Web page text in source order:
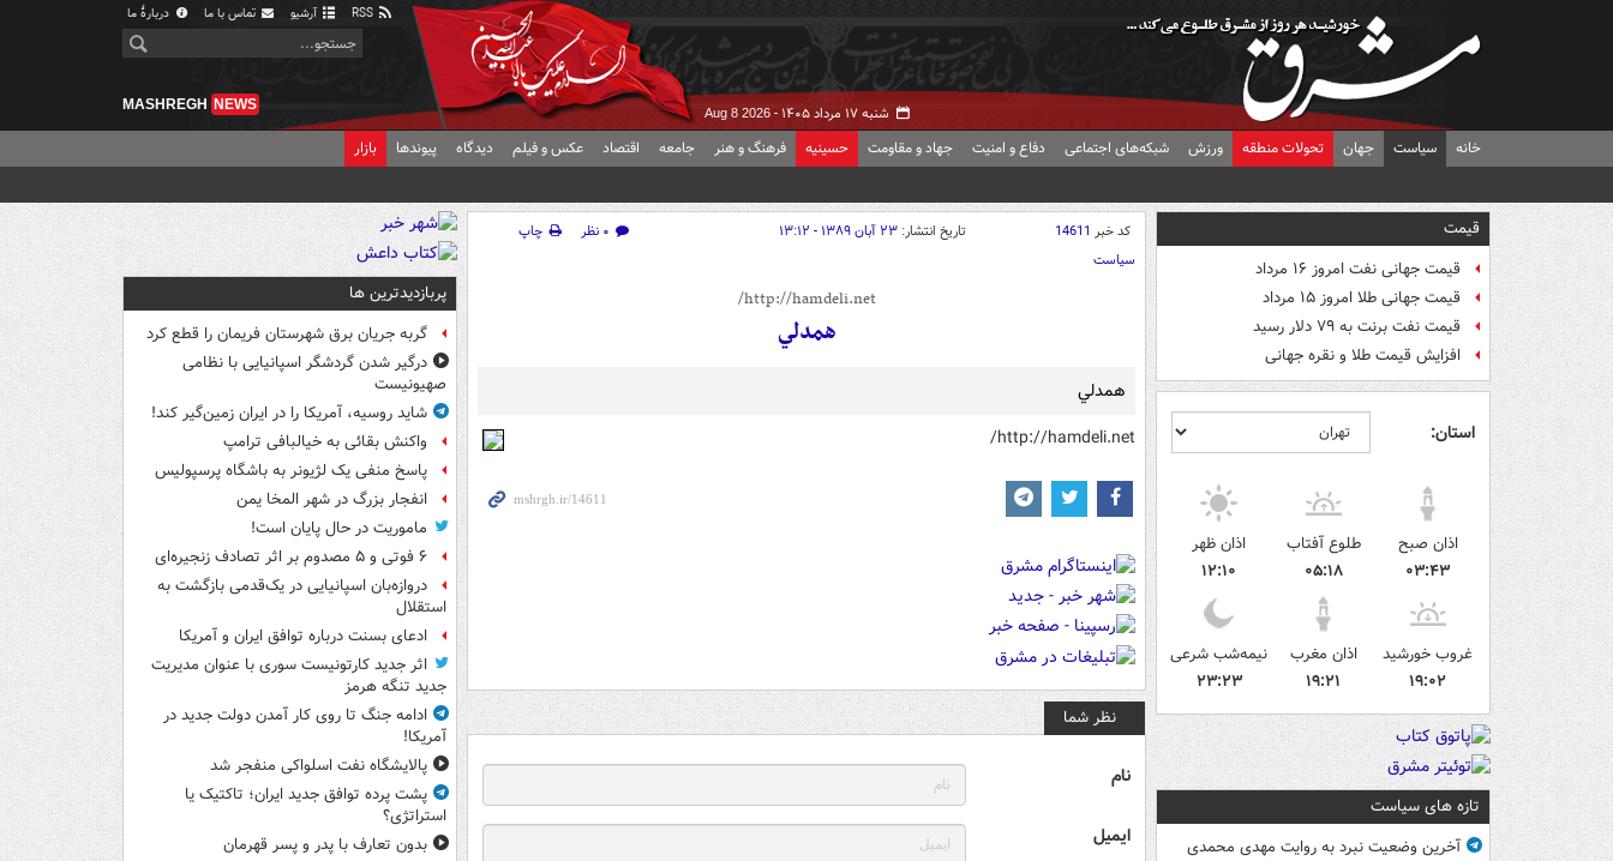
آرشیو تماس با ما دربارهٔ ما
شنبه ۱۷ مرداد ۱۴۰۵ - Aug 8 2026
MASHREGH NEWS
خانه سیاست جهان تحولات منطقه ورزش شبکه‌های اجتماعی دفاع و امنیت جهاد و مقاومت حسینیه فرهنگ و هنر جامعه اقتصاد عکس و فیلم دیدگاه پیوندها بازار
قیمت
قیمت جهانی نفت امروز ۱۶ مرداد
قیمت جهانی طلا امروز ۱۵ مرداد
قیمت نفت برنت به ۷۹ دلار رسید
افزایش قیمت طلا و نقره جهانی
استان:
اذان صبح
۰۳:۴۳
طلوع آفتاب
۰۵:۱۸
اذان ظهر
۱۲:۱۰
غروب خورشید
۱۹:۰۲
اذان مغرب
۱۹:۲۱
نیمه‌شب شرعی
۲۳:۲۳
تازه های سیاست
آخرین وضعیت نبرد به روایت مهدی محمدی
کد خبر 14611 تاریخ انتشار: ۲۳ آبان ۱۳۸۹ - ۱۳:۱۲ ۰ نظر
چاپ
سیاست
http://hamdeli.net/
همدلي
همدلي
http://hamdeli.net/
نظر شما
نام
ایمیل
پربازدیدترین ها
گربه جریان برق شهرستان فریمان را قطع کرد
درگیر شدن گردشگر اسپانیایی با نظامی
صهیونیست
شاید روسیه، آمریکا را در ایران زمین‌گیر کند!
واکنش بقائی به خیالبافی ترامپ
پاسخ منفی یک لژیونر به باشگاه پرسپولیس
انفجار بزرگ در شهر المخا یمن
ماموریت در حال پایان است!
۶ فوتی و ۵ مصدوم بر اثر تصادف زنجیره‌ای
دروازه‌بان اسپانیایی در یک‌قدمی بازگشت به
استقلال
ادعای بسنت درباره توافق ایران و آمریکا
اثر جدید کارتونیست سوری با عنوان مدیریت
جدید تنگه هرمز
ادامه جنگ تا روی کار آمدن دولت جدید در
آمریکا!
پالایشگاه نفت اسلواکی منفجر شد
پشت پرده توافق جدید ایران؛ تاکتیک یا
استراتژی؟
بدون تعارف با پدر و پسر قهرمان